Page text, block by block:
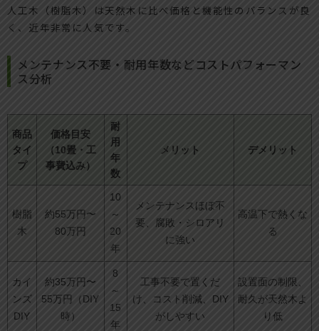
人工木（樹脂木）は天然木に比べ価格と機能性のバランスが良
く、近年非常に人気です。
メンテナンス不要・耐用年数などコストパフォーマン
ス分析
商品
タイ
プ
価格目安
（10畳・工
事費込み）
耐
用
年
数
メリット デメリット
樹脂
木
約55万円〜
80万円
10
～
20
年
メンテナンスほぼ不
要、腐敗・シロアリ
に強い
高温下で熱くな
る
カイ
ンズ
DIY
約35万円〜
55万円（DIY
時）
8
～
15
年
工事不要で置くだ
け、コスト削減、DIY
がしやすい
設置面の制限、
耐久が天然木よ
り低